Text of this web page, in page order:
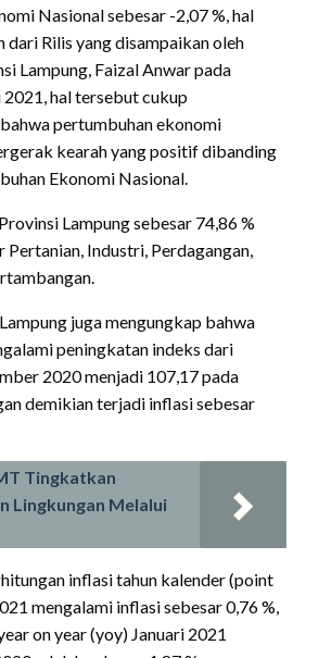
Nasional sebesar -2,07 %, hal
Rilis yang disampaikan oleh
Lampung, Faizal Anwar pada
hal tersebut cukup
pertumbuhan ekonomi
kearah yang positif dibanding
Ekonomi Nasional.
Lampung sebesar 74,86 %
Pertanian, Industri, Perdagangan,
juga mengungkap bahwa
peningkatan indeks dari
2020 menjadi 107,17 pada
demikian terjadi inflasi sebesar
Tingkatkan
Lingkungan Melalui
inflasi tahun kalender (point
mengalami inflasi sebesar 0,76 %,
on year (yoy) Januari 2021